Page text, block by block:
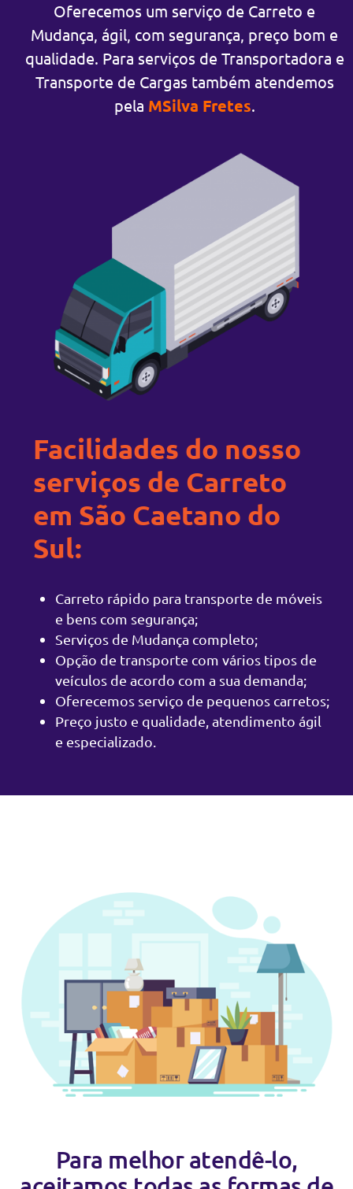
Oferecemos um serviço de Carreto e
Mudança, ágil, com segurança, preço bom e
qualidade. Para serviços de Transportadora e
Transporte de Cargas também atendemos
pela MSilva Fretes.
Facilidades do nosso
serviços de Carreto
em São Caetano do
Sul:
Carreto rápido para transporte de móveis
e bens com segurança;
Serviços de Mudança completo;
Opção de transporte com vários tipos de
veículos de acordo com a sua demanda;
Oferecemos serviço de pequenos carretos;
Preço justo e qualidade, atendimento ágil
e especializado.
Para melhor atendê-lo,